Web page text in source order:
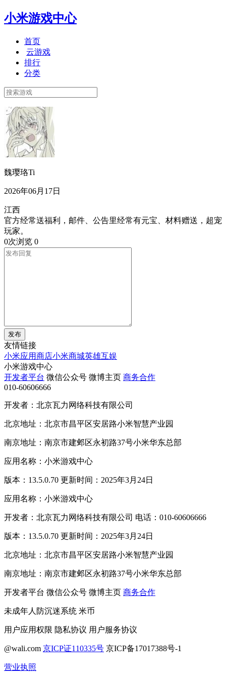
小米游戏中心
首页
云游戏
排行
分类
魏璎珞Ti
2026年06月17日
江西
官方经常送福利，邮件、公告里经常有元宝、材料赠送，超宠
玩家。
0次浏览 0
发布
友情链接
小米应用商店小米商城英雄互娱
小米游戏中心
开发者平台 微信公众号 微博主页 商务合作
010-60606666
开发者：北京瓦力网络科技有限公司
北京地址：北京市昌平区安居路小米智慧产业园
南京地址：南京市建邺区永初路37号小米华东总部
应用名称：小米游戏中心
版本：13.5.0.70 更新时间：2025年3月24日
应用名称：小米游戏中心
开发者：北京瓦力网络科技有限公司 电话：010-60606666
版本：13.5.0.70 更新时间：2025年3月24日
北京地址：北京市昌平区安居路小米智慧产业园
南京地址：南京市建邺区永初路37号小米华东总部
开发者平台 微信公众号 微博主页 商务合作
未成年人防沉迷系统 米币
用户应用权限 隐私协议 用户服务协议
@wali.com 京ICP证110335号 京ICP备17017388号-1
营业执照